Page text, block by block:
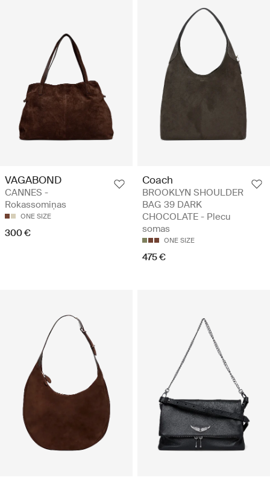
VAGABOND
CANNES -
Rokassomiņas
ONE SIZE
300 €
Coach
BROOKLYN SHOULDER
BAG 39 DARK
CHOCOLATE - Plecu
somas
ONE SIZE
475 €